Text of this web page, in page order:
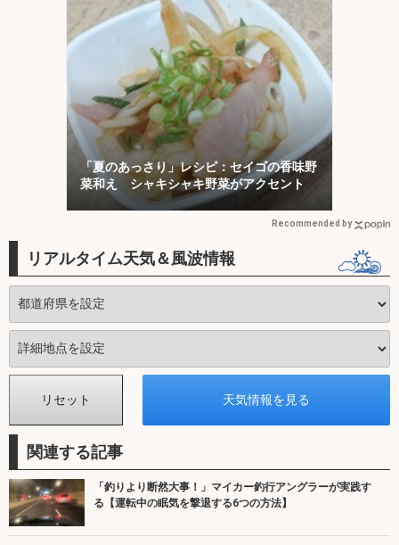
「夏のあっさり」レシピ：セイゴの香味野
菜和え シャキシャキ野菜がアクセント
Recommended by
リアルタイム天気＆風波情報
関連する記事
「釣りより断然大事！」マイカー釣行アングラーが実践す
る【運転中の眠気を撃退する6つの方法】